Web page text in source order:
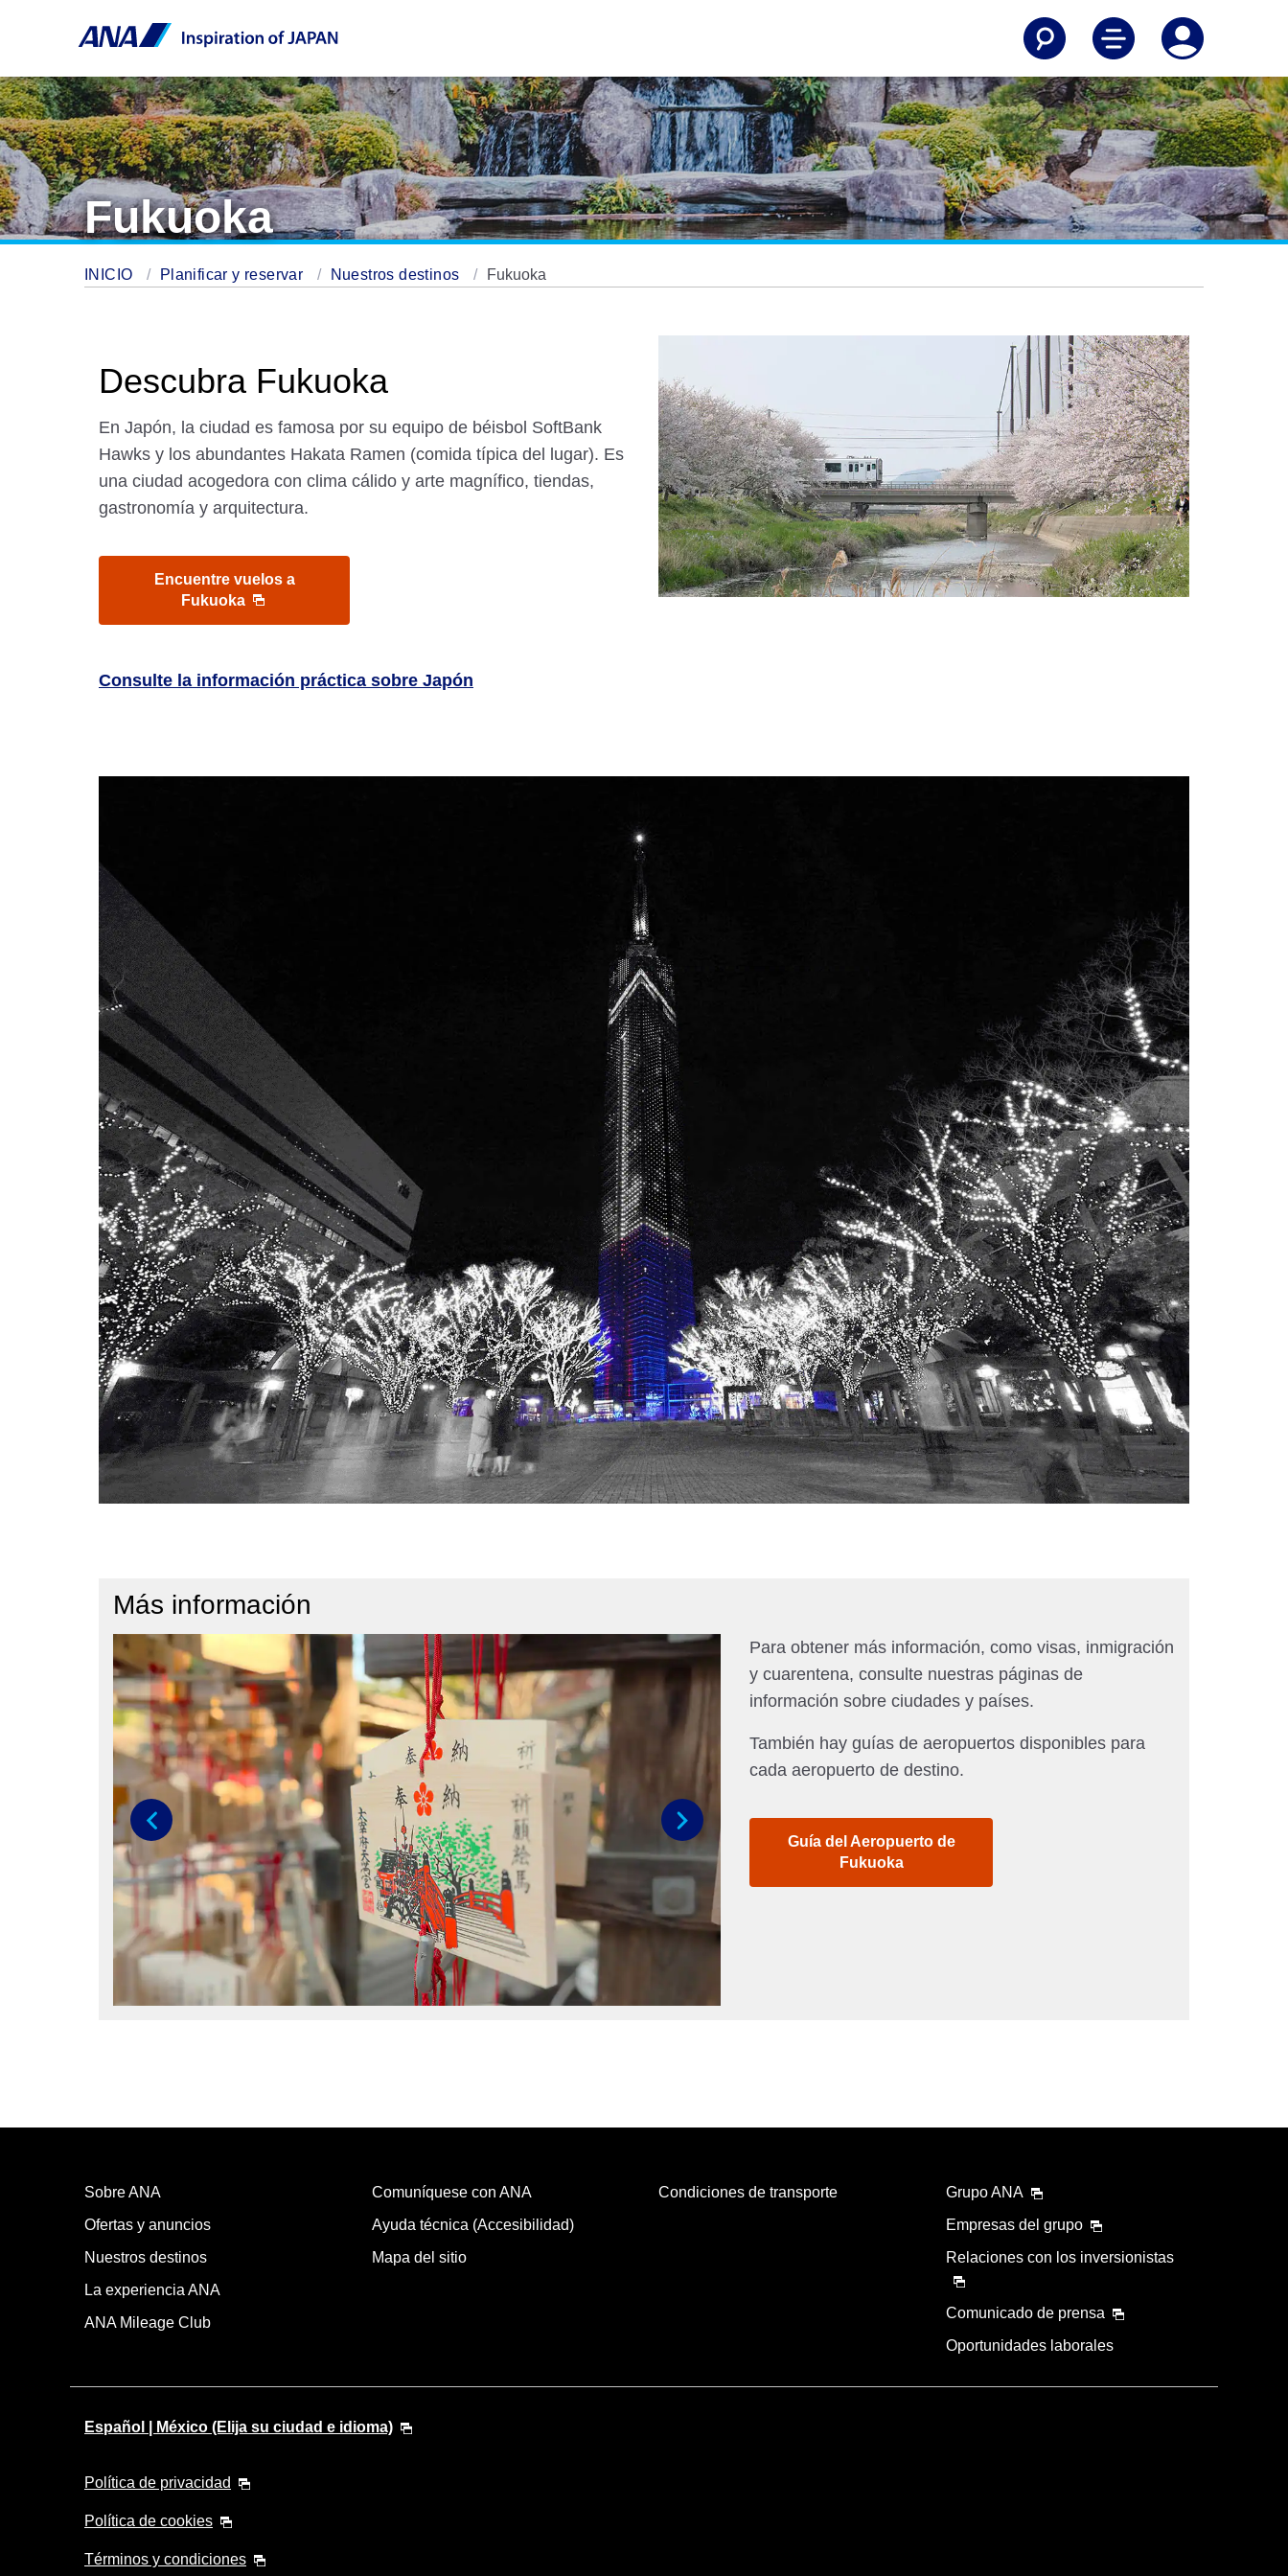
Fukuoka
INICIO Planificar y reservar Nuestros destinos Fukuoka
Descubra Fukuoka
En Japón, la ciudad es famosa por su equipo de béisbol SoftBank
Hawks y los abundantes Hakata Ramen (comida típica del lugar). Es
una ciudad acogedora con clima cálido y arte magnífico, tiendas,
gastronomía y arquitectura.
Encuentre vuelos a
Fukuoka
Consulte la información práctica sobre Japón
Más información
Anterior Siguiente
Para obtener más información, como visas, inmigración
y cuarentena, consulte nuestras páginas de
información sobre ciudades y países.
También hay guías de aeropuertos disponibles para
cada aeropuerto de destino.
Guía del Aeropuerto de
Fukuoka
Sobre ANA
Ofertas y anuncios
Nuestros destinos
La experiencia ANA
ANA Mileage Club
Comuníquese con ANA
Ayuda técnica (Accesibilidad)
Mapa del sitio
Condiciones de transporte
Grupo ANA
Empresas del grupo
Relaciones con los inversionistas
Comunicado de prensa
Oportunidades laborales
Español | México (Elija su ciudad e idioma)
Política de privacidad
Política de cookies
Términos y condiciones